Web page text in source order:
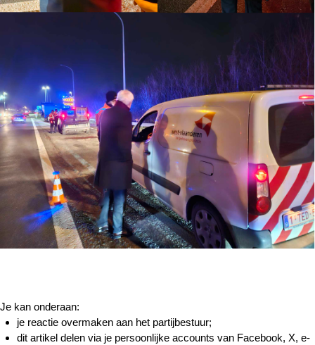
Je kan onderaan:
je reactie overmaken aan het partijbestuur;
dit artikel delen via je persoonlijke accounts van Facebook, X, e-